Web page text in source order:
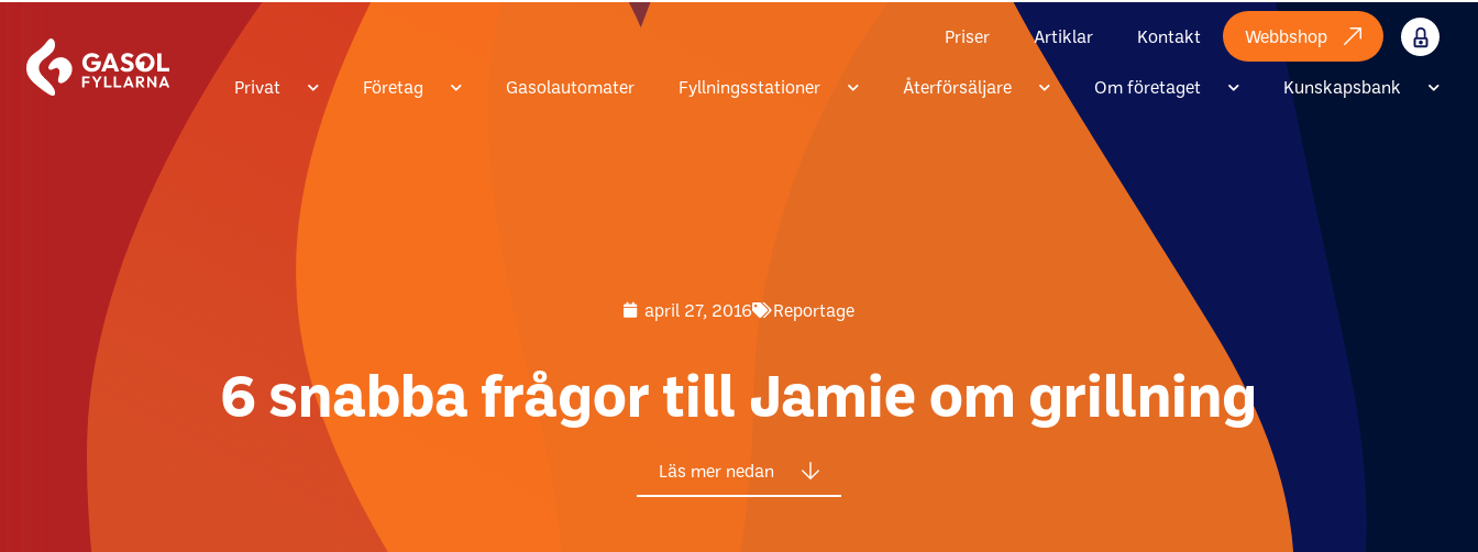
Priser Artiklar Kontakt Webbshop
Privat Företag Gasolautomater Fyllningsstationer Återförsäljare Om företaget Kunskapsbank
april 27, 2016 Reportage
6 snabba frågor till Jamie om grillning
Läs mer nedan